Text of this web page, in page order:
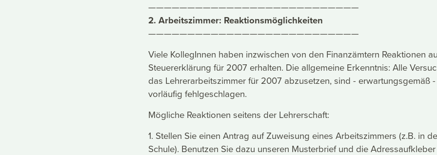
———————————————————————————
2. Arbeitszimmer: Reaktionsmöglichkeiten
———————————————————————————
Viele KollegInnen haben inzwischen von den Finanzämtern Reaktionen
Steuererklärung für 2007 erhalten. Die allgemeine Erkenntnis: Alle
das Lehrerarbeitszimmer für 2007 abzusetzen, sind - erwartungsgemäß -
vorläufig fehlgeschlagen.
Mögliche Reaktionen seitens der Lehrerschaft:
1. Stellen Sie einen Antrag auf Zuweisung eines Arbeitszimmers (z.B. in
Schule). Benutzen Sie dazu unseren Musterbrief und die